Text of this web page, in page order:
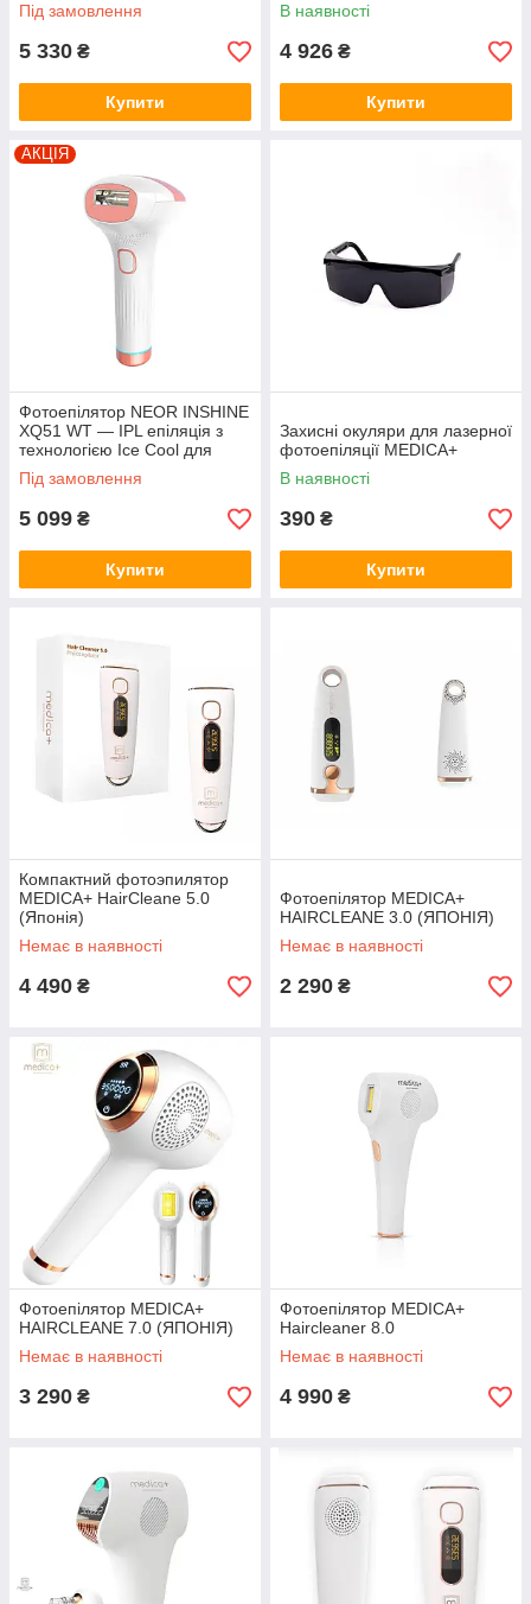
Під замовлення
5 330 ₴
Купити
В наявності
4 926 ₴
Купити
АКЦІЯ
Фотоепілятор NEOR INSHINE
XQ51 WT — IPL епіляція з
технологією Ice Cool для
безболісного видалення
волосся
Під замовлення
5 099 ₴
Купити
Захисні окуляри для лазерної
фотоепіляції MEDICA+
В наявності
390 ₴
Купити
Компактний фотоэпилятор
MEDICA+ HairCleane 5.0
(Японія)
Немає в наявності
4 490 ₴
Фотоепілятор MEDICA+
HAIRCLEANE 3.0 (ЯПОНІЯ)
Немає в наявності
2 290 ₴
Фотоепілятор MEDICA+
HAIRCLEANE 7.0 (ЯПОНІЯ)
Немає в наявності
3 290 ₴
Фотоепілятор MEDICA+
Haircleaner 8.0
Немає в наявності
4 990 ₴